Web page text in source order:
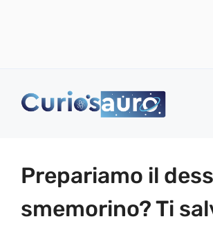
Prepariamo il
smemorino? Ti